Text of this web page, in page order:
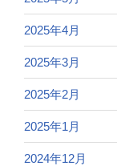
2025年4月
2025年3月
2025年2月
2025年1月
2024年12月